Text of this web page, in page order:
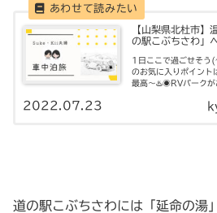
【山梨県北杜市】
の駅こぶちさわ」
1日ここで過ごせそう
のお気に入りポイン
最高〜♨️◉RVパークが
パティオ体験工房（と
2022.07.23
道の駅こぶちさわには「延命の湯